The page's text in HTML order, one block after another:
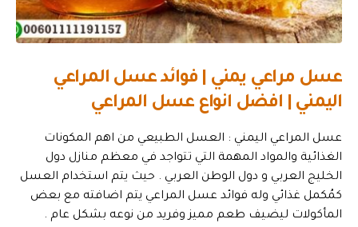
عسل مراعي يمني | فوائد عسل المراعي
اليمني | افضل انواع عسل المراعي
عسل المراعي اليمني : العسل الطبيعي من اهم المكونات
الغذائية والمواد المهمة التي تتواجد في معظم منازل دول
الخليج العربي و دول الوطن العربي . حيث يتم استخدام العسل
كمُكمل غذائي وله فوائد عسل المراعي يتم اضافته مع بعض
المأكولات ليضيف طعم مميز وفريد من نوعه بشكل عام .